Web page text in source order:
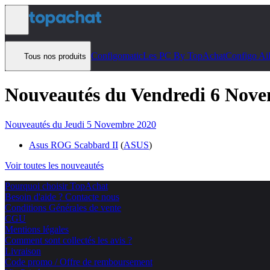
Aller au contenu
Tous nos produits ConfigomaticLes PC By TopAchatConfigo Ai
Nouveautés du Vendredi 6
Nouveautés du Jeudi 5 Novembre 2020
Asus ROG Scabbard II (ASUS)
Voir toutes les nouveautés
Pourquoi choisir TopAchat
Besoin d'aide ? Contacte nous
Conditions Générales de vente
CGU
Mentions légales
Comment sont collectés les avis ?
Livraison
Code promo / Offre de remboursement